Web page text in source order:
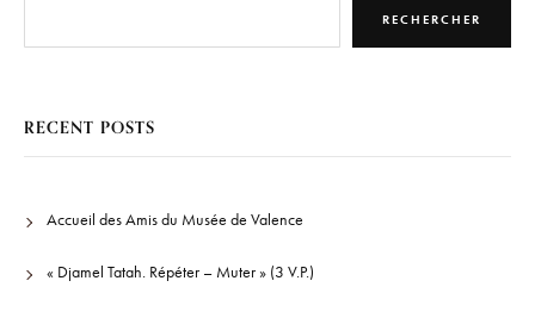
RECHERCHER
RECENT POSTS
Accueil des Amis du Musée de Valence
« Djamel Tatah. Répéter – Muter » (3 V.P.)